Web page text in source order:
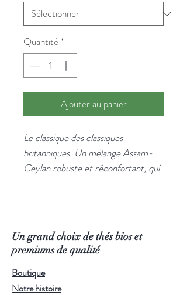
Quantité*
Ajouter au panier
Le classique des classiques
britanniques. Un mélange Assam-
Ceylan robuste et réconfortant, qui
Ceylan offre une liqueur dorée aux
arômes maltés équilibrés et
profonds. Structure franche, belle
longueur. Le thé du matin sans
chichis, pour bien commencer.
Un grand choix de thés bios et
premiums de qualité
Boutique
Notre histoire